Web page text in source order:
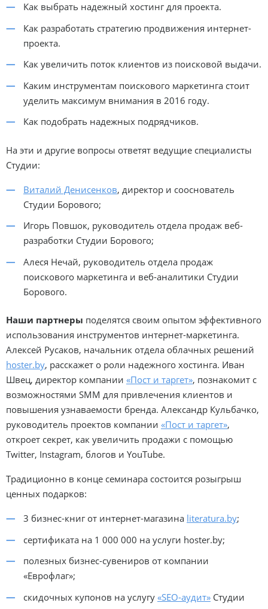
Как выбрать надежный хостинг для проекта.
Как разработать стратегию продвижения интернет-
проекта.
Как увеличить поток клиентов из поисковой выдачи.
Каким инструментам поискового маркетинга стоит
уделить максимум внимания в 2016 году.
Как подобрать надежных подрядчиков.
На эти и другие вопросы ответят ведущие специалисты
Студии:
Виталий Денисенков, директор и сооснователь
Студии Борового;
Игорь Повшок, руководитель отдела продаж веб-
разработки Студии Борового;
Алеся Нечай, руководитель отдела продаж
поискового маркетинга и веб-аналитики Студии
Борового.
Наши партнеры поделятся своим опытом эффективного
использования инструментов интернет-маркетинга.
Алексей Русаков, начальник отдела облачных решений
hoster.by, расскажет о роли надежного хостинга. Иван
Швец, директор компании «Пост и таргет», познакомит с
возможностями SMM для привлечения клиентов и
повышения узнаваемости бренда. Александр Кульбачко,
руководитель проектов компании «Пост и таргет»,
откроет секрет, как увеличить продажи с помощью
Twitter, Instagram, блогов и YouTube.
Традиционно в конце семинара состоится розыгрыш
ценных подарков:
3 бизнес-книг от интернет-магазина literatura.by;
сертификата на 1 000 000 на услуги hoster.by;
полезных бизнес-сувениров от компании
«Еврофлаг»;
скидочных купонов на услугу «SEO-аудит» Студии